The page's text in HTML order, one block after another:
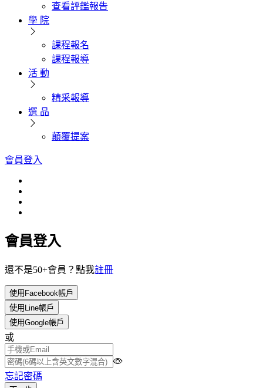
查看評鑑報告
學 院
課程報名
課程報導
活 動
精采報導
選 品
顛覆提案
會員登入
會員登入
還不是50+會員？點我註冊
使用Facebook帳戶
使用Line帳戶
使用Google帳戶
或
忘記密碼